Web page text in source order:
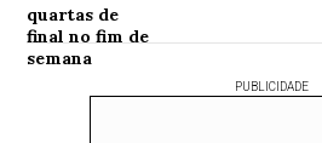
PUBLICIDADE